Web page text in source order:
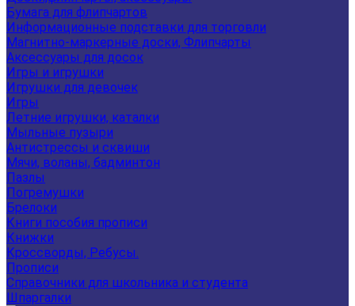
Бумага для флипчартов
Информационные подставки для торговли
Магнитно-маркерные доски, Флипчарты
Аксессуары для досок
Игры и игрушки
Игрушки для девочек
Игры
Летние игрушки, каталки
Мыльные пузыри
Антистрессы и сквиши
Мячи, воланы, бадминтон
Пазлы
Погремушки
Брелоки
Книги пособия прописи
Книжки
Кроссворды, Ребусы.
Прописи
Справочники для школьника и студента
Шпаргалки